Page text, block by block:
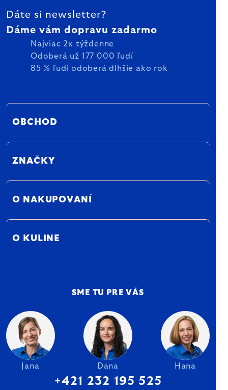
Dáte si newsletter?
Dáme vám dopravu zadarmo
Najviac 2x týždenne
Odoberá už 177 000 ľudí
85 % ľudí odoberá dlhšie ako rok
OBCHOD
ZNAČKY
O NAKUPOVANÍ
O KULINE
SME TU PRE VÁS
Jana Dana Hana
+421 232 195 525